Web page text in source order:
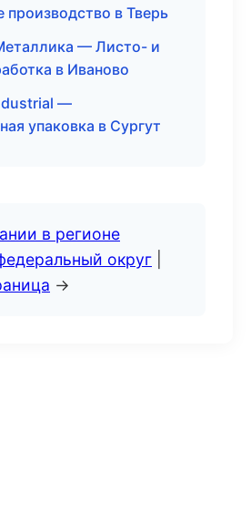
производство в Тверь
— Листо- и
в Иваново
—
упаковка в Сургут
в регионе
округ
→